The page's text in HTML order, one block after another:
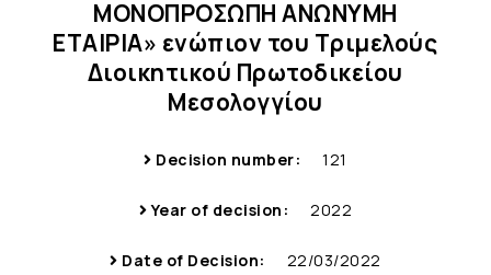
ΜΟΝΟΠΡΟΣΩΠΗ ΑΝΩΝΥΜΗ
ΕΤΑΙΡΙΑ» ενώπιον του Τριμελούς
Διοικητικού Πρωτοδικείου
Μεσολογγίου
Decision number: 121
Year of decision: 2022
Date of Decision: 22/03/2022